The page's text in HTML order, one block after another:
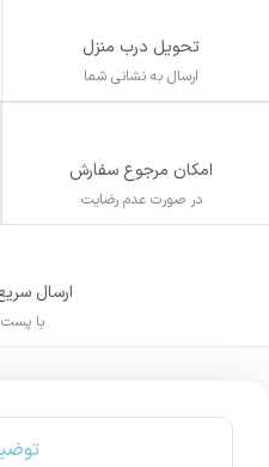
تحویل درب منزل
ارسال به نشانی شما
امکان مرجوع سفارش
در صورت عدم رضایت
ارسال
با پست